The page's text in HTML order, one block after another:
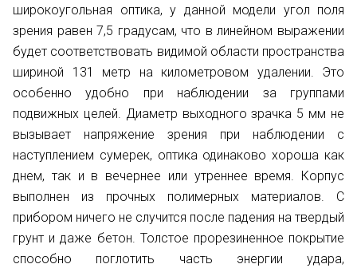
широкоугольная оптика, у данной модели угол поля
зрения равен 7,5 градусам, что в линейном выражении
будет соответствовать видимой области пространства
шириной 131 метр на километровом удалении. Это
особенно удобно при наблюдении за группами
подвижных целей. Диаметр выходного зрачка 5 мм не
вызывает напряжение зрения при наблюдении с
наступлением сумерек, оптика одинаково хороша как
днем, так и в вечернее или утреннее время. Корпус
выполнен из прочных полимерных материалов. С
прибором ничего не случится после падения на твердый
грунт и даже бетон. Толстое прорезиненное покрытие
способно поглотить часть энергии удара,